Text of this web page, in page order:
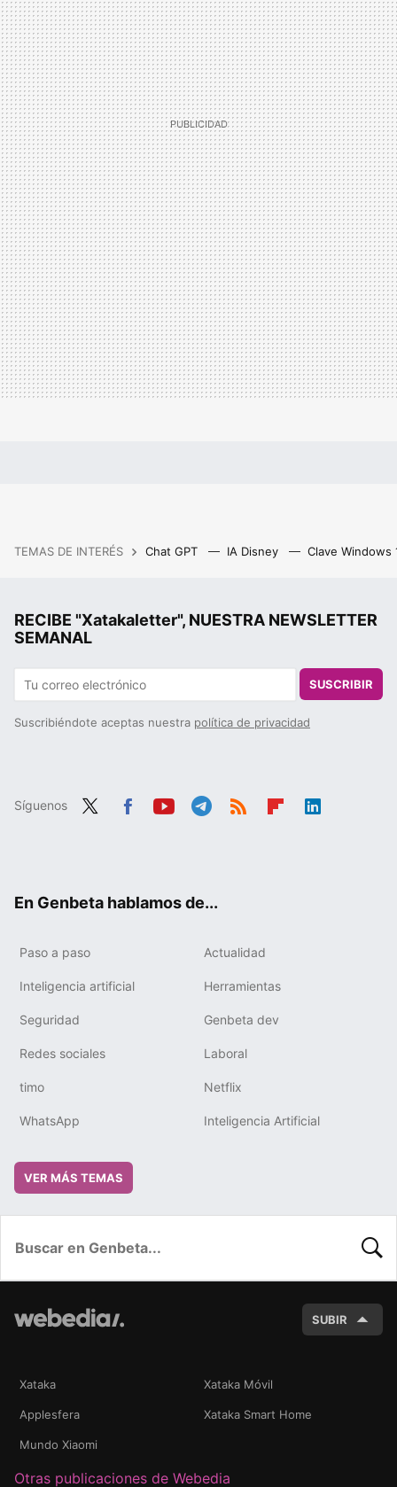
TEMAS DE INTERÉS Chat GPT IA Disney Clave Windows
RECIBE "Xatakaletter", NUESTRA NEWSLETTER
SEMANAL
SUSCRIBIR
Suscribiéndote aceptas nuestra política de privacidad
Síguenos
En Genbeta hablamos de...
Paso a paso Actualidad
Inteligencia artificial Herramientas
Seguridad Genbeta dev
Redes sociales Laboral
timo Netflix
WhatsApp Inteligencia Artificial
VER MÁS TEMAS
SUBIR
Xataka Xataka Móvil
Applesfera Xataka Smart Home
Mundo Xiaomi
Otras publicaciones de Webedia